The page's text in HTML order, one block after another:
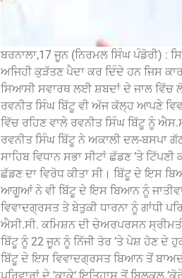
ਬਰਨਾਲਾ,17 ਜੂਨ (ਨਿਰਮਲ ਸਿੰਘ ਪੰਡੋਰੀ)
ਅਜਿਹੀ ਕੁੜੱਤਣ ਪੈਦਾ ਕਰ ਦਿੰਦੇ ਹਨ ਜਿਸ
ਸਿਆਸੀ ਸਵਾਰਥ ਲਈ ਸ਼ਬਦਾਂ ਦੇ ਜਾਲ ਵਿੱਚ
ਰਵਨੀਤ ਸਿੰਘ ਬਿੱਟੂ ਵੀ ਅੱਜ ਕੱਲ੍ਹ ਆਪਣੇ
ਵਿੱਚ ਰਹਿਣ ਵਾਲੇ ਰਵਨੀਤ ਸਿੰਘ ਬਿੱਟੂ ਨੂੰ
ਰਵਨੀਤ ਸਿੰਘ ਬਿੱਟੂ ਨੇ ਅਕਾਲੀ ਦਲ-ਬਸਪਾ
ਸਾਹਿਬ ਵਿਧਾਨ ਸਭਾ ਸੀਟਾਂ ਛੱਡਣ ’ਤੇ
ਛੱਡਣ ਦਾ ਵਿਰੋਧ ਕੀਤਾ ਸੀ। ਬਿੱਟੂ ਦੇ ਇਸ
ਆਗੂਆਂ ਨੇ ਵੀ ਬਿੱਟੂ ਦੇ ਇਸ ਬਿਆਨ ਨੂੰ
ਵਿਵਾਦਗ੍ਰਸਤ ਤੇ ਬੇਤੁਕੀ ਧਾਰਨਾ ਨੂੰ ਗਾਂਧੀ
ਐਸੀ.ਸੀ. ਕਮਿਸ਼ਨ ਦੀ ਚੇਅਰਪਰਸਨ
ਬਿੱਟੂ ਨੂੰ 22 ਜੂਨ ਨੂੰ ਨਿੱਜੀ ਤੋਰ ’ਤੇ ਪੇਸ਼ ਹੋਣ ਦੇ
ਬਿੱਟੂ ਦੇ ਇਸ ਵਿਵਾਦਗ੍ਰਸਤ ਬਿਆਨ ਤੋਂ
ਪਰਿਵਾਰਾਂ ਦੇ ’ਕਾਕੇ‘ ਇਤਿਹਾਸ ਤੋਂ ਬਿਲਕੁਲ